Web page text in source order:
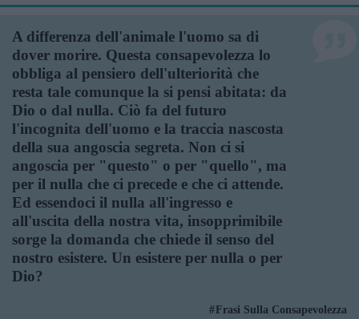
A differenza dell'animale l'uomo sa di
dover morire. Questa consapevolezza lo
obbliga al pensiero dell'ulteriorità che
resta tale comunque la si pensi abitata: da
Dio o dal nulla. Ciò fa del futuro
l'incognita dell'uomo e la traccia nascosta
della sua angoscia segreta. Non ci si
angoscia per "questo" o per "quello", ma
per il nulla che ci precede e che ci attende.
Ed essendoci il nulla all'ingresso e
all'uscita della nostra vita, insopprimibile
sorge la domanda che chiede il senso del
nostro esistere. Un esistere per nulla o per
Dio?
Frasi Sulla Consapevolezza